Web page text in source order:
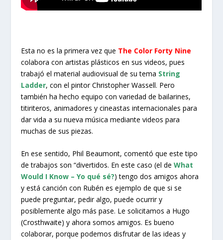
Esta no es la primera vez que The Color Forty Nine
colabora con artistas plásticos en sus videos, pues
trabajó el material audiovisual de su tema String
Ladder, con el pintor Christopher Wassell. Pero
también ha hecho equipo con variedad de bailarines,
titiriteros, animadores y cineastas internacionales para
dar vida a su nueva música mediante videos para
muchas de sus piezas.
En ese sentido, Phil Beaumont, comentó que este tipo
de trabajos son “divertidos. En este caso (el deWhat
Would I Know – Yo qué sé?) tengo dos amigos ahora
y está canción con Rubén es ejemplo de que si se
puede preguntar, pedir algo, puede ocurrir y
posiblemente algo más pase. Le solicitamos a Hugo
(Crosthwaite) y ahora somos amigos. Es bueno
colaborar, porque podemos disfrutar de las ideas y